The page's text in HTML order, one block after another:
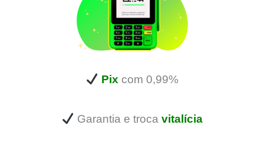
Pix com 0,99%
Garantia e troca vitalícia